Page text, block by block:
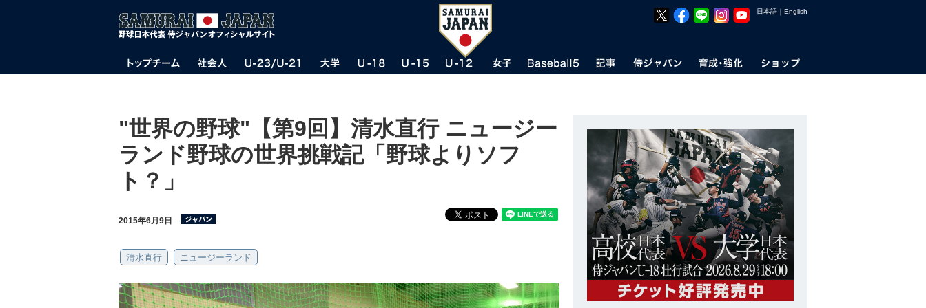
日本語 ｜ English
"世界の野球"【第9回】清水直行 ニュージー
ランド野球の世界挑戦記「野球よりソフ
ト？」
2015年6月9日
清水直行 ニュージーランド